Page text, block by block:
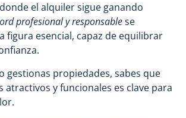
el alquiler sigue ganando
profesional y responsablese
figura esencial, capaz de equilibrar
gestionas propiedades, sabes que
atractivos y funcionales es clave para